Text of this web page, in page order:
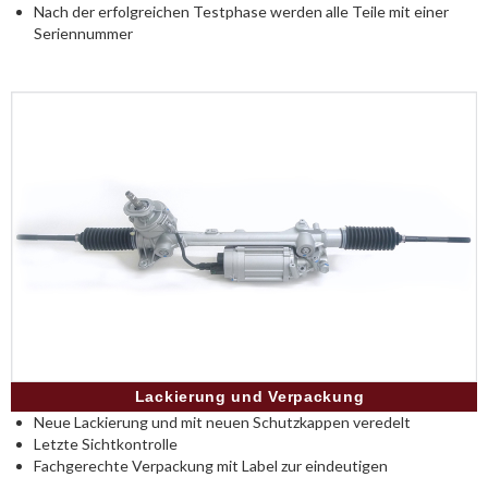
Nach der erfolgreichen Testphase werden alle Teile mit einer
Seriennummer
Lackierung und Verpackung
Neue Lackierung und mit neuen Schutzkappen veredelt
Letzte Sichtkontrolle
Fachgerechte Verpackung mit Label zur eindeutigen